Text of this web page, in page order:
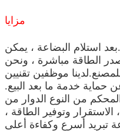
مزايا
استلام البضاعة ، يمكن
الطاقة مباشرة ، ونحن
موظفين تقنيين
خدمة ما بعد البيع.
من النوع الدوار من
، الاستقرار وتوفير الطاقة ،
أسرع وكفاءة أعلى